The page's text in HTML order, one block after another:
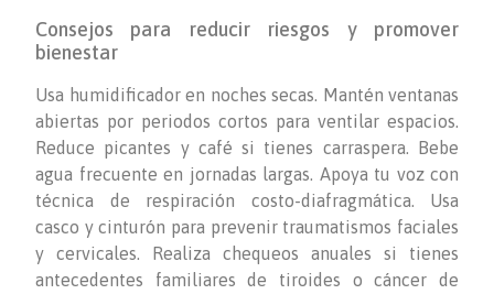
Consejos para reducir riesgos y promover
bienestar
Usa humidificador en noches secas. Mantén ventanas
abiertas por periodos cortos para ventilar espacios.
Reduce picantes y café si tienes carraspera. Bebe
agua frecuente en jornadas largas. Apoya tu voz con
técnica de respiración costo-diafragmática. Usa
casco y cinturón para prevenir traumatismos faciales
y cervicales. Realiza chequeos anuales si tienes
antecedentes familiares de tiroides o cáncer de